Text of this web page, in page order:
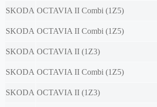
SKODA OCTAVIA II Combi (1Z5)
SKODA OCTAVIA II Combi (1Z5)
SKODA OCTAVIA II (1Z3)
SKODA OCTAVIA II Combi (1Z5)
SKODA OCTAVIA II (1Z3)